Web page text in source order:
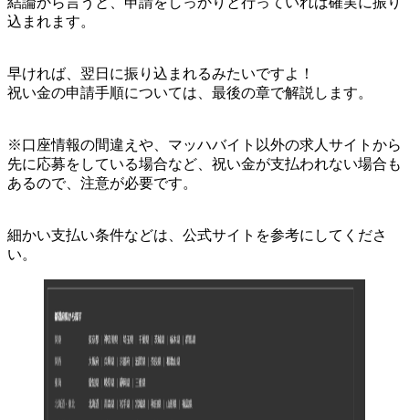
込まれます。
早ければ、翌日に振り込まれるみたいですよ！
祝い金の申請手順については、最後の章で解説します。
※口座情報の間違えや、マッハバイト以外の求人サイトから
先に応募をしている場合など、祝い金が支払われない場合も
あるので、注意が必要です。
細かい支払い条件などは、公式サイトを参考にしてくださ
い。